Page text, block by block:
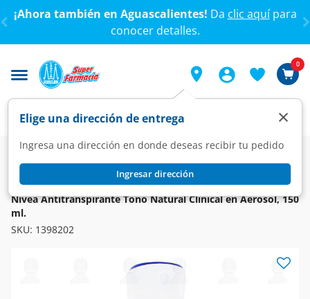
< div class="carousel-inner">
¡Ahora también en Aguascalientes! Da clic aquípara
conocer detalles.
Elige una dirección de entrega
Ingresa una dirección en donde deseas recibir tu pedido
Ingresar dirección
×
0
Super Higiene y Belleza
Higiene y Cuidado Corporal
Desodorantes y Antitranspirantes
NIVEA
Nivea Antitranspirante Tono Natural Clinical en Aerosol, 150
ml.
SKU: 1398202